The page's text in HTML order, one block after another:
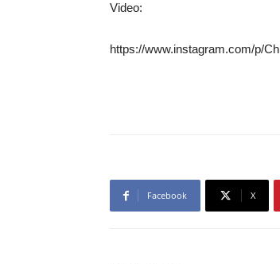
Video:
https://www.instagram.com/p/
Facebook X